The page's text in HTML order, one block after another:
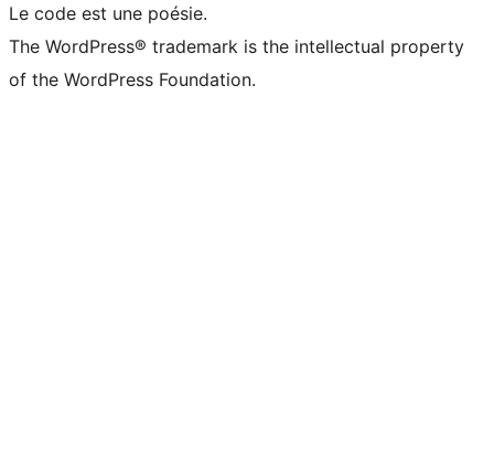
Le code est une poésie.
The WordPress® trademark is the intellectual property
of the WordPress Foundation.